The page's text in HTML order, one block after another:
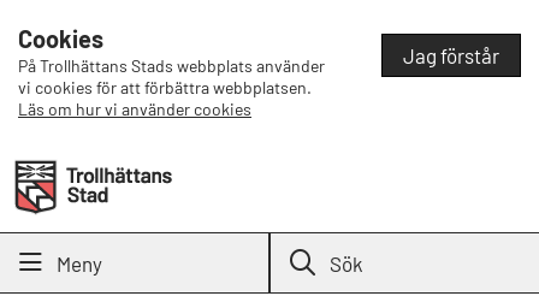
Cookies
På Trollhättans Stads webbplats använder
vi cookies för att förbättra webbplatsen.
Läs om hur vi använder cookies
Jag förstår
Meny Sök